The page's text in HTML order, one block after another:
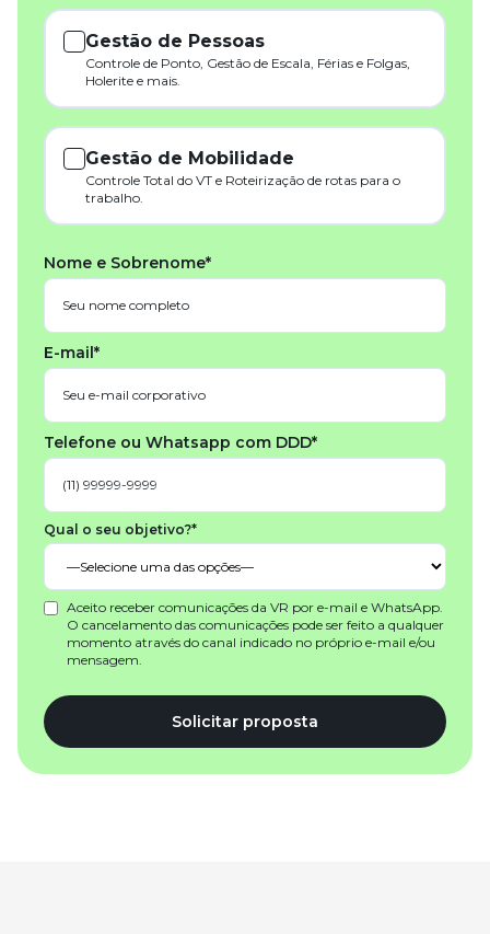
Gestão de Pessoas
Controle de Ponto, Gestão de Escala, Férias e Folgas,
Holerite e mais.
Gestão de Mobilidade
Controle Total do VT e Roteirização de rotas para o
trabalho.
Nome e Sobrenome*
E-mail*
Telefone ou Whatsapp com DDD*
Qual o seu objetivo?*
Aceito receber comunicações da VR por e-mail e WhatsApp.
O cancelamento das comunicações pode ser feito a qualquer
momento através do canal indicado no próprio e-mail e/ou
mensagem.
Solicitar proposta